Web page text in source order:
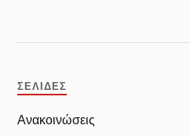
ΣΕΛΊΔΕΣ
Ανακοινώσεις